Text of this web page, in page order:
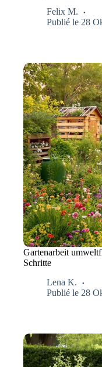
Felix M.
Publié le 28
Gartenarbeit
Schritte
Lena K.
Publié le 28